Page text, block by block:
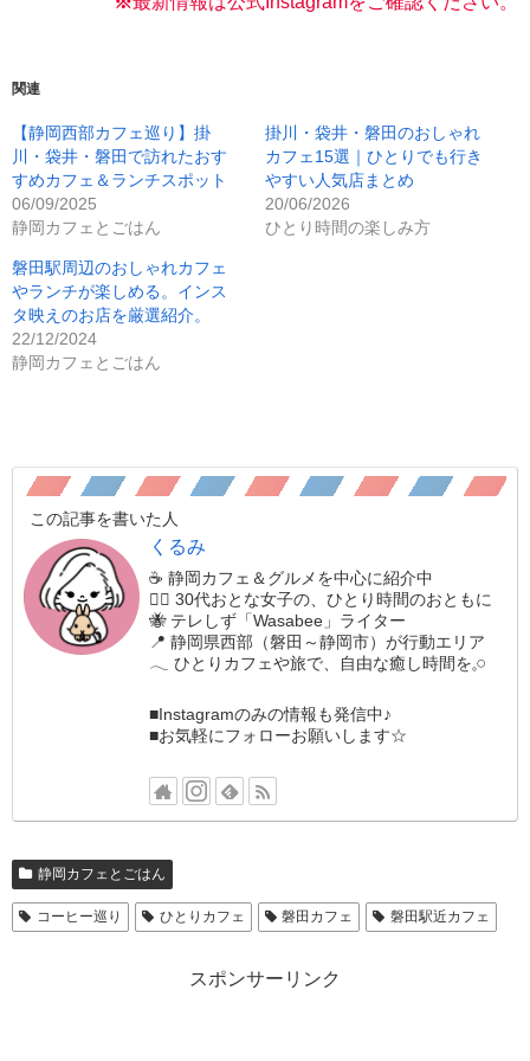
関連
【静岡西部カフェ巡り】掛
川・袋井・磐田で訪れたおす
すめカフェ＆ランチスポット
06/09/2025
静岡カフェとごはん
掛川・袋井・磐田のおしゃれ
カフェ15選｜ひとりでも行き
やすい人気店まとめ
20/06/2026
ひとり時間の楽しみ方
磐田駅周辺のおしゃれカフェ
やランチが楽しめる。インス
タ映えのお店を厳選紹介。
22/12/2024
静岡カフェとごはん
この記事を書いた人
くるみ
☕️ 静岡カフェ＆グルメを中心に紹介中
🚶‍♀️ 30代おとな女子の、ひとり時間のおともに
🐝 テレしず「Wasabee」ライター
📍 静岡県西部（磐田～静岡市）が行動エリア
𓂃 ひとりカフェや旅で、自由な癒し時間を𓈒𓏸
■Instagramのみの情報も発信中♪
■お気軽にフォローお願いします☆
静岡カフェとごはん
コーヒー巡り ひとりカフェ 磐田カフェ 磐田駅近カフェ
スポンサーリンク